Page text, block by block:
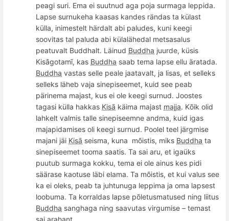
peagi suri. Ema ei suutnud aga poja surmaga leppida.
Lapse surnukeha kaasas kandes rändas ta külast
külla, inimestelt härdalt abi paludes, kuni keegi
soovitas tal paluda abi külalähedal metsasalus
peatuvalt Buddhalt. Läinud Buddha juurde, küsis
Kisāgotamī, kas Buddha saab tema lapse ellu äratada.
Buddha vastas selle peale jaatavalt, ja lisas, et selleks
selleks läheb vaja sinepiseemet, kuid see peab
pärinema majast, kus ei ole keegi surnud. Joostes
tagasi külla hakkas Kisā käima majast majja. Kõik olid
lahkelt valmis talle sinepiseemne andma, kuid igas
majapidamises oli keegi surnud. Poolel teel järgmise
majani jäi Kisā seisma, kuna mõistis, miks Buddha ta
sinepiseemet tooma saatis. Ta sai aru, et igaüks
puutub surmaga kokku, tema ei ole ainus kes pidi
säärase kaotuse läbi elama. Ta mõistis, et kui valus see
ka ei oleks, peab ta juhtunuga leppima ja oma lapsest
loobuma. Ta korraldas lapse põletusmatused ning liitus
Buddha sanghaga ning saavutas virgumise – temast
sai arahant